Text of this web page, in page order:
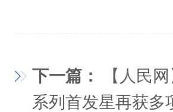
下一篇：
【人民
系列首发星再获多